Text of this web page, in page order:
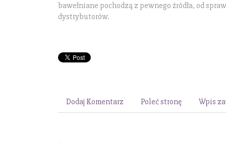
bawełniane pochodzą z pewnego źródła, od
dystrybutorów.
Dodaj Komentarz Poleć stronę Wpis